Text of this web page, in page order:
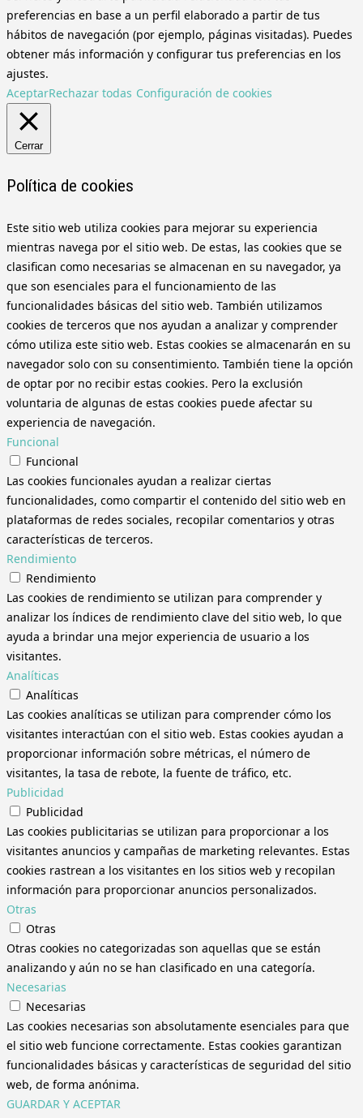
preferencias en base a un perfil elaborado a partir de tus
hábitos de navegación (por ejemplo, páginas visitadas). Puedes
obtener más información y configurar tus preferencias en los
ajustes.
AceptarRechazar todas Configuración de cookies
Cerrar
Política de cookies
Este sitio web utiliza cookies para mejorar su experiencia
mientras navega por el sitio web. De estas, las cookies que se
clasifican como necesarias se almacenan en su navegador, ya
que son esenciales para el funcionamiento de las
funcionalidades básicas del sitio web. También utilizamos
cookies de terceros que nos ayudan a analizar y comprender
cómo utiliza este sitio web. Estas cookies se almacenarán en su
navegador solo con su consentimiento. También tiene la opción
de optar por no recibir estas cookies. Pero la exclusión
voluntaria de algunas de estas cookies puede afectar su
experiencia de navegación.
Funcional
Funcional
Las cookies funcionales ayudan a realizar ciertas
funcionalidades, como compartir el contenido del sitio web en
plataformas de redes sociales, recopilar comentarios y otras
características de terceros.
Rendimiento
Rendimiento
Las cookies de rendimiento se utilizan para comprender y
analizar los índices de rendimiento clave del sitio web, lo que
ayuda a brindar una mejor experiencia de usuario a los
visitantes.
Analíticas
Analíticas
Las cookies analíticas se utilizan para comprender cómo los
visitantes interactúan con el sitio web. Estas cookies ayudan a
proporcionar información sobre métricas, el número de
visitantes, la tasa de rebote, la fuente de tráfico, etc.
Publicidad
Publicidad
Las cookies publicitarias se utilizan para proporcionar a los
visitantes anuncios y campañas de marketing relevantes. Estas
cookies rastrean a los visitantes en los sitios web y recopilan
información para proporcionar anuncios personalizados.
Otras
Otras
Otras cookies no categorizadas son aquellas que se están
analizando y aún no se han clasificado en una categoría.
Necesarias
Necesarias
Las cookies necesarias son absolutamente esenciales para que
el sitio web funcione correctamente. Estas cookies garantizan
funcionalidades básicas y características de seguridad del sitio
web, de forma anónima.
GUARDAR Y ACEPTAR